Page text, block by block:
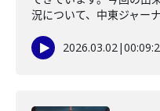
況について、中東ジャー
2026.03.02|